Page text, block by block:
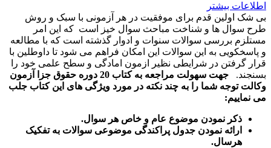
اطلاعات بیشتر
بی شک اولین قدم برای موفقیت در هر آزمونی با سبک و روش
طرح سوال ها و شناخت مباحث سوال خیز است که این امر
مستلزم بررسی سوالات سنوات و ادوار گذشته است که با مطالعه
و پاسخکویی به این سوالات این امکان فراهم می شود تا داوطلین با
قرار گرفتن در شرایطی نظیر ازمون امادگی و سطح علمی خود را
بسنجند.
جهت سهولت مراجعه به کتاب 20 دوره حقوق جزا آزمون
وکالت توجه شما را به چند نکته در مورد ویژگی های این کتاب جلب
می نماییم:
ذکر نمودن موضوع عام و خاص هر سوال.
ارائه نمودن جدول پراکندگی موضوعی سوالات به تفکیک
هرسال.